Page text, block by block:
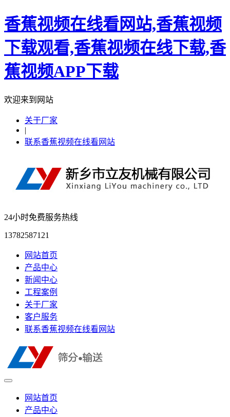
香蕉视频在线看网站,香蕉视频
下载观看,香蕉视频在线下载,香
蕉视频APP下载
欢迎来到网站
关于厂家
|
联系香蕉视频在线看网站
24小时免费服务热线
13782587121
网站首页
产品中心
新闻中心
工程案例
关于厂家
客户服务
联系香蕉视频在线看网站
网站首页
产品中心